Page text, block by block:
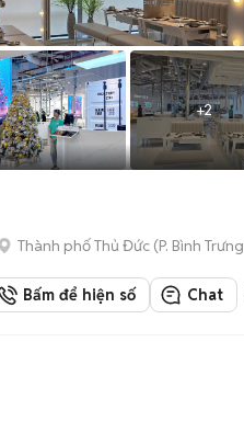
+2
Thành phố Thủ Đức (P. Bình Trưng
Bấm để hiện số Chat